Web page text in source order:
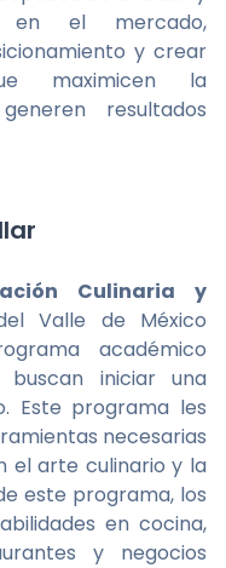
en el mercado,
y crear
maximicen la
resultados
Culinaria y
Valle de México
académico
buscan iniciar una
Este programa les
necesarias
el arte culinario y la
este programa, los
en cocina,
y negocios